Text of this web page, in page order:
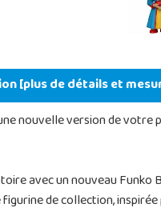
[plus de détails et
nouvelle version de votre
avec un nouveau
de collection,